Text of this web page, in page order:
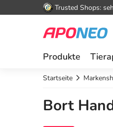
Trusted Shops:
Produkte
Startseite
Bort